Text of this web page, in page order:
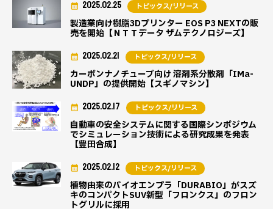
製造業向け樹脂3Dプリンター EOS P3 NEXTの販
売を開始【ＮＴＴデータ ザムテクノロジーズ】
2025.02.25 トピックス/リリース
カーボンナノチューブ向け 溶剤系分散剤「IMa-
UNDP」の提供開始【スギノマシン】
2025.02.21 トピックス/リリース
自動車の安全システムに関する国際シンポジウム
でシミュレーション技術による研究成果を発表
【豊田合成】
2025.02.17 トピックス/リリース
植物由来のバイオエンプラ「DURABIO」がスズ
キのコンパクトSUV新型「フロンクス」のフロン
トグリルに採用
2025.02.12 トピックス/リリース